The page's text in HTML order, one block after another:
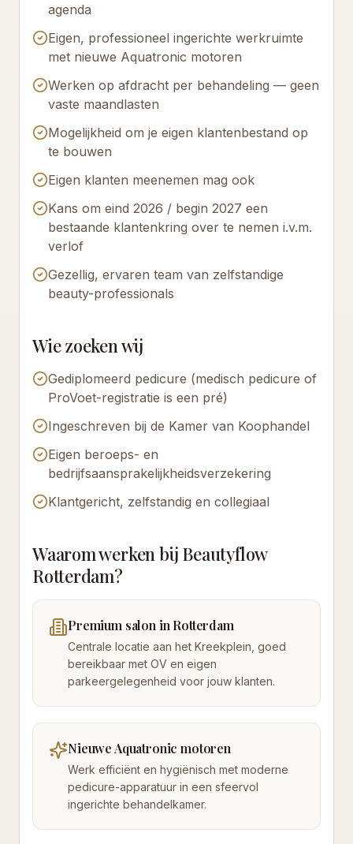
agenda
Eigen, professioneel ingerichte werkruimte
met nieuwe Aquatronic motoren
Werken op afdracht per behandeling — geen
vaste maandlasten
Mogelijkheid om je eigen klantenbestand op
te bouwen
Eigen klanten meenemen mag ook
Kans om eind 2026 / begin 2027 een
bestaande klantenkring over te nemen i.v.m.
verlof
Gezellig, ervaren team van zelfstandige
beauty-professionals
Wie zoeken wij
Gediplomeerd pedicure (medisch pedicure of
ProVoet-registratie is een pré)
Ingeschreven bij de Kamer van Koophandel
Eigen beroeps- en
bedrijfsaansprakelijkheidsverzekering
Klantgericht, zelfstandig en collegiaal
Waarom werken bij Beautyflow
Rotterdam?
Premium salon in Rotterdam
Centrale locatie aan het Kreekplein, goed
bereikbaar met OV en eigen
parkeergelegenheid voor jouw klanten.
Nieuwe Aquatronic motoren
Werk efficiënt en hygiënisch met moderne
pedicure-apparatuur in een sfeervol
ingerichte behandelkamer.